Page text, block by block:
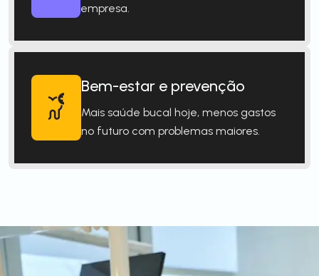
empresa.
Bem-estar e prevenção
Mais saúde bucal hoje, menos gastos
no futuro com problemas maiores.